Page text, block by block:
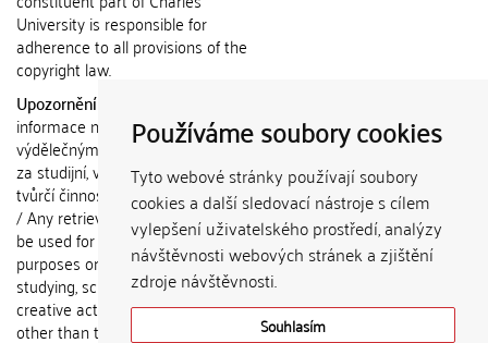
Používáme soubory cookies
Tyto webové stránky používají soubory
cookies a další sledovací nástroje s cílem
vylepšení uživatelského prostředí, analýzy
návštěvnosti webových stránek a zjištění
zdroje návštěvnosti.
Souhlasím
University is responsible for
adherence to all provisions of the
copyright law.
Upozornění / Notice:
informace nemohou být použity k
výdělečným účelům nebo vydávány
za studijní, vědeckou nebo jinou
tvůrčí činnost jiné osoby než autora.
/ Any retrieved information shall not
be used for any commercial
purposes or claimed as results of
studying, scientific or any other
creative activities of any person
other than the author.